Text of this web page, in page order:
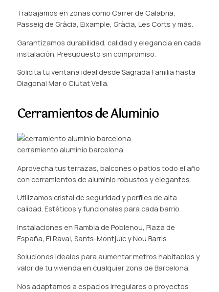
Trabajamos en zonas como Carrer de Calabria,
Passeig de Gràcia, Eixample, Gràcia, Les Corts y más.
Garantizamos durabilidad, calidad y elegancia en cada
instalación. Presupuesto sin compromiso.
Solicita tu ventana ideal desde Sagrada Familia hasta
Diagonal Mar o Ciutat Vella.
Cerramientos de Aluminio
cerramiento aluminio barcelona
Aprovecha tus terrazas, balcones o patios todo el año
con cerramientos de aluminio robustos y elegantes.
Utilizamos cristal de seguridad y perfiles de alta
calidad. Estéticos y funcionales para cada barrio.
Instalaciones en Rambla de Poblenou, Plaza de
España, El Raval, Sants-Montjuïc y Nou Barris.
Soluciones ideales para aumentar metros habitables y
valor de tu vivienda en cualquier zona de Barcelona.
Nos adaptamos a espacios irregulares o proyectos